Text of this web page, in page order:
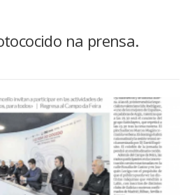
na prensa.